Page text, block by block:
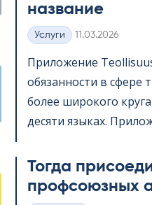
название
Категории
Услуги Kirjoitettu
11.03.2026
Приложение
обязанности в сфере
более широкого
десяти языках.
Тогда
профсоюзных